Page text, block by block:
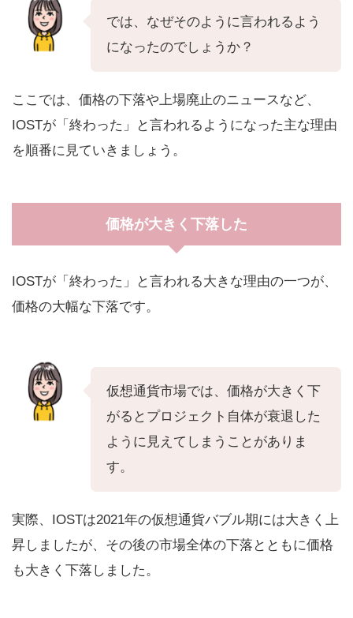
では、なぜそのように言われるよう
になったのでしょうか？
ここでは、価格の下落や上場廃止のニュースなど、
IOSTが「終わった」と言われるようになった主な理由
を順番に見ていきましょう。
価格が大きく下落した
IOSTが「終わった」と言われる大きな理由の一つが、
価格の大幅な下落です。
仮想通貨市場では、価格が大きく下
がるとプロジェクト自体が衰退した
ように見えてしまうことがありま
す。
実際、IOSTは2021年の仮想通貨バブル期には大きく上
昇しましたが、その後の市場全体の下落とともに価格
も大きく下落しました。